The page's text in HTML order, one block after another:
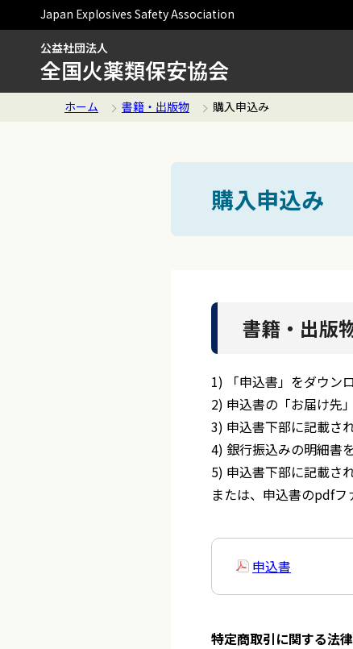
Japan Explosives Safety Association
公益社団法人
全国火薬類保安協会
ホーム 書籍・出版物 購入申込み
購入申込み
書籍・出版
1) 「申込書」をダウン
2) 申込書の「お届け先
3) 申込書下部に記載さ
4) 銀行振込みの明細書
5) 申込書下部に記載さ
または、申込書のpdfフ
申込書
特定商取引に関する法